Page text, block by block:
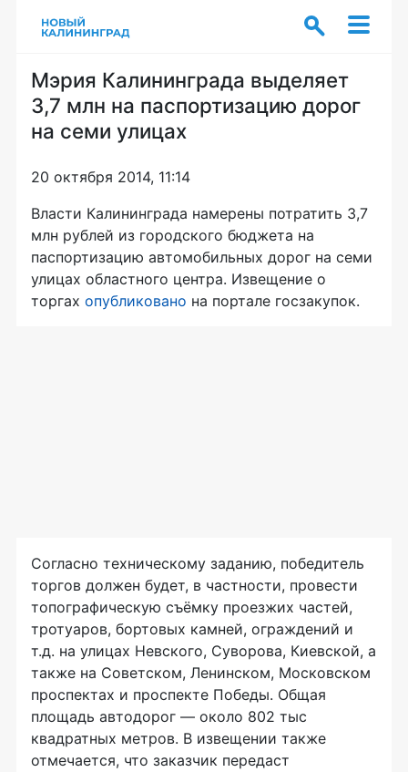
Мэрия Калининграда выделяет
3,7 млн на паспортизацию дорог
на семи улицах
20 октября 2014, 11:14
Власти Калининграда намерены потратить 3,7
млн рублей из городского бюджета на
паспортизацию автомобильных дорог на семи
улицах областного центра. Извещение о
торгах опубликовано на портале госзакупок.
Согласно техническому заданию, победитель
торгов должен будет, в частности, провести
топографическую съёмку проезжих частей,
тротуаров, бортовых камней, ограждений и
т.д. на улицах Невского, Суворова, Киевской, а
также на Советском, Ленинском, Московском
проспектах и проспекте Победы. Общая
площадь автодорог — около 802 тыс
квадратных метров. В извещении также
отмечается, что заказчик передаст